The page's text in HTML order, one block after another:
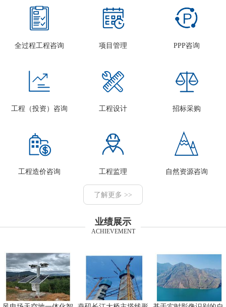
全过程工程咨询 项目管理 PPP咨询
工程（投资）咨询 工程设计 招标采购
工程造价咨询 工程监理 自然资源咨询
了解更多 >>
业绩展示
ACHIEVEMENT